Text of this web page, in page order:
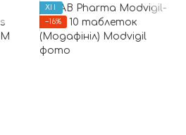
ХІТ
−16%